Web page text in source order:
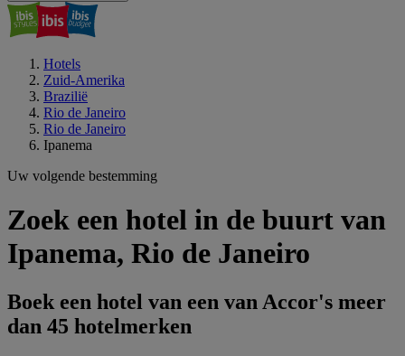
Hotels
Zuid-Amerika
Brazilië
Rio de Janeiro
Rio de Janeiro
Ipanema
Uw volgende bestemming
Zoek een hotel in de buurt van
Ipanema, Rio de Janeiro
Boek een hotel van een van Accor's meer
dan 45 hotelmerken